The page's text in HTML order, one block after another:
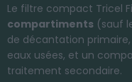
Le filtre compact Tricel
compartiments (sauf
de décantation
eaux usées, et un
traitement secondaire.